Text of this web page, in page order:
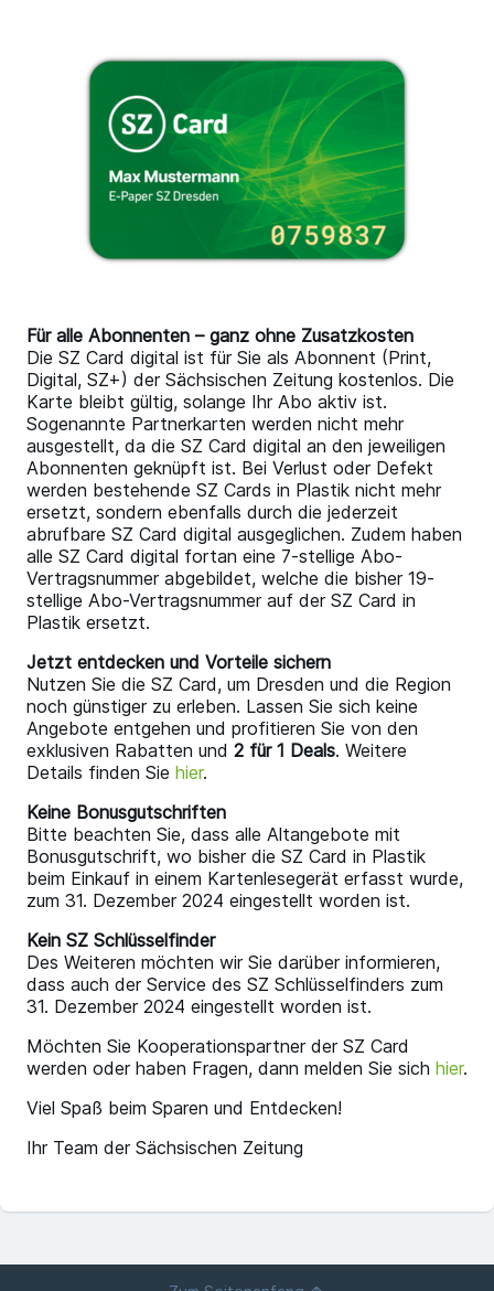
Für alle Abonnenten – ganz ohne Zusatzkosten
Die SZ Card digital ist für Sie als Abonnent (Print,
Digital, SZ+) der Sächsischen Zeitung kostenlos. Die
Karte bleibt gültig, solange Ihr Abo aktiv ist.
Sogenannte Partnerkarten werden nicht mehr
ausgestellt, da die SZ Card digital an den jeweiligen
Abonnenten geknüpft ist. Bei Verlust oder Defekt
werden bestehende SZ Cards in Plastik nicht mehr
ersetzt, sondern ebenfalls durch die jederzeit
abrufbare SZ Card digital ausgeglichen. Zudem haben
alle SZ Card digital fortan eine 7-stellige Abo-
Vertragsnummer abgebildet, welche die bisher 19-
stellige Abo-Vertragsnummer auf der SZ Card in
Plastik ersetzt.
Jetzt entdecken und Vorteile sichern
Nutzen Sie die SZ Card, um Dresden und die Region
noch günstiger zu erleben. Lassen Sie sich keine
Angebote entgehen und profitieren Sie von den
exklusiven Rabatten und 2 für 1 Deals. Weitere
Details finden Sie hier.
Keine Bonusgutschriften
Bitte beachten Sie, dass alle Altangebote mit
Bonusgutschrift, wo bisher die SZ Card in Plastik
beim Einkauf in einem Kartenlesegerät erfasst wurde,
zum 31. Dezember 2024 eingestellt worden ist.
Kein SZ Schlüsselfinder
Des Weiteren möchten wir Sie darüber informieren,
dass auch der Service des SZ Schlüsselfinders zum
31. Dezember 2024 eingestellt worden ist.
Möchten Sie Kooperationspartner der SZ Card
werden oder haben Fragen, dann melden Sie sich hier.
Viel Spaß beim Sparen und Entdecken!
Ihr Team der Sächsischen Zeitung